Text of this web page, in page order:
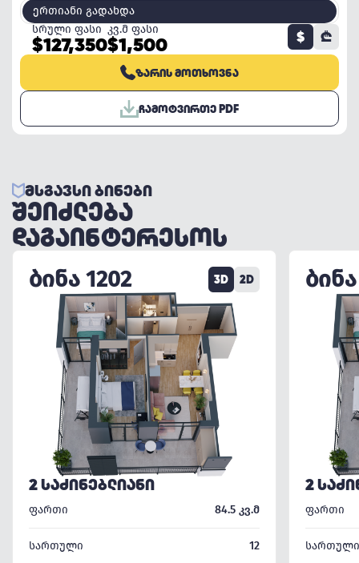
ერთიანი გადახდა
სრული ფასი
$127,350
კვ.მ ფასი
$1,500 $ ₾
ᲖᲐᲠᲘᲡ ᲛᲝᲗᲮᲝᲕᲜᲐ
ᲩᲐᲛᲝᲢᲕᲘᲠᲗᲔ PDF
ᲛᲡᲒᲐᲕᲡᲘ ᲑᲘᲜᲔᲑᲘ
ᲨᲔᲘᲫᲚᲔᲑᲐ
ᲓᲐᲒᲐᲘᲜᲢᲔᲠᲔᲡᲝᲡ
ᲑᲘᲜᲐ 1202 3D 2D
2 ᲡᲐᲫᲘᲜᲔᲑᲚᲘᲐᲜᲘ
ფართი 84.5 კვ.მ
სართული
12
ᲑᲘᲜᲐ
2
ფართი
სართული